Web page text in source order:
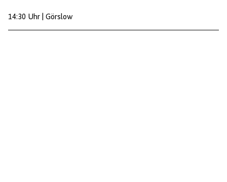
14:30 Uhr | Görslow